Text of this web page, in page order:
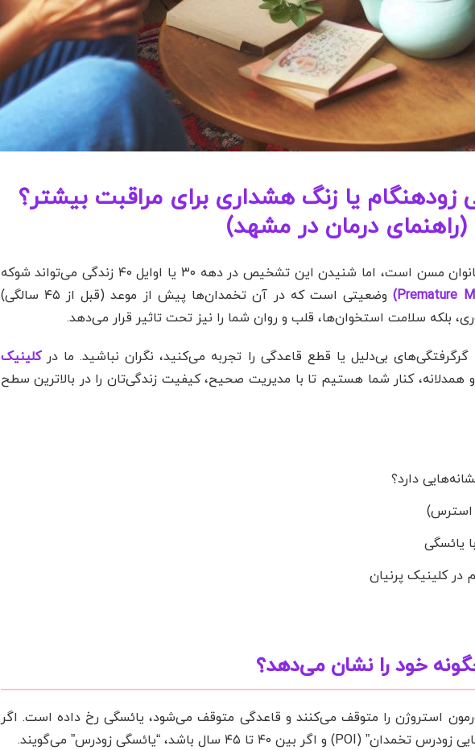
زودهنگام یا زنگ هشداری برای مراقبت بیشتر؟
(راهنمای درمان در مشهد)
شاید تصور کنید واژه “یائسگی” مختص بانوان مسن است، اما شنیدن این تشخیص در دهه ۳۰ یا اوایل ۴۰ زندگی می‌تواند شوکه
وضعیتی است که در آن تخمدان‌ها پیش از موعد (قبل از ۴۵ سالگی)
بلکه سلامت استخوان‌ها، قلب و روان شما را نیز تحت تاثیر قرار می‌دهد.
بی‌دلیل یا قطع قاعدگی را تجربه می‌کنید، نگران نباشید. ما درکلینیک
همدلانه، کنار شما هستیم تا با مدیریت صحیح، کیفیت زندگی‌تان را در بالاترین سطح
دارد؟
استرس)
یائسگی
در کلینیک پرنیان
خود را نشان می‌دهد؟
استروژن را متوقف می‌کنند و قاعدگی متوقف می‌شود، یائسگی رخ داده است. اگر